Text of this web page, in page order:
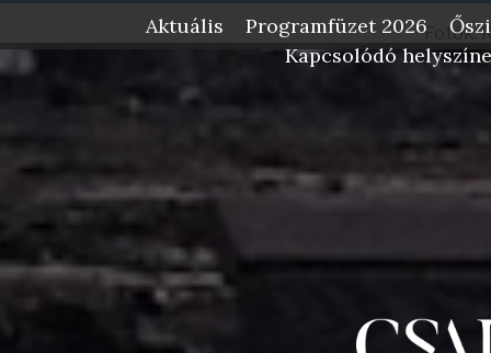
Fotók:
Aktuális Programfüzet 2026
Kapcsolódó